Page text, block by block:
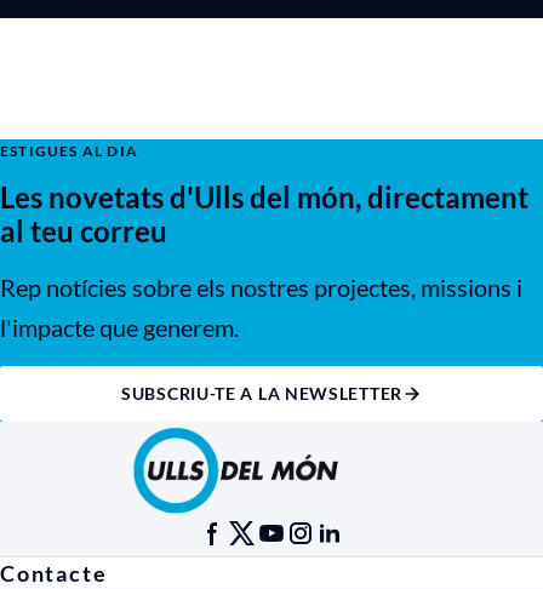
ESTIGUES AL DIA
Les novetats d'Ulls del món, directament
al teu correu
Rep notícies sobre els nostres projectes, missions i
l'impacte que generem.
SUBSCRIU-TE A LA NEWSLETTER
Contacte